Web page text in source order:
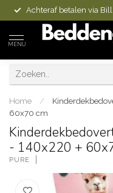
Achteraf betalen via
MENU
Home /
60x70 cm
- 140x220 +
PURE